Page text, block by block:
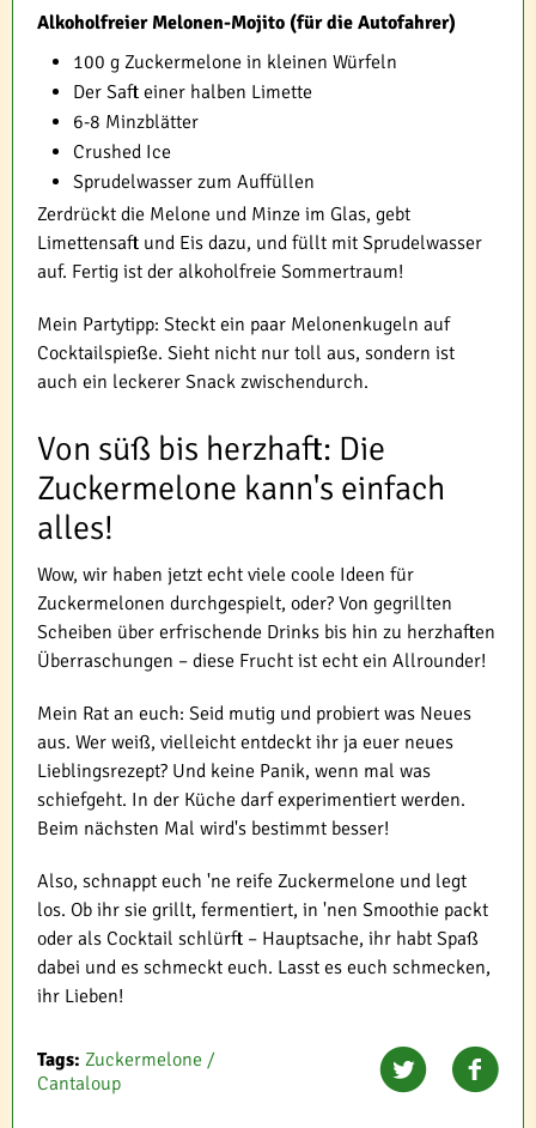
Alkoholfreier Melonen-Mojito (für die Autofahrer)
100 g Zuckermelone in kleinen Würfeln
Der Saft einer halben Limette
6-8 Minzblätter
Crushed Ice
Sprudelwasser zum Auffüllen
Zerdrückt die Melone und Minze im Glas, gebt
Limettensaft und Eis dazu, und füllt mit Sprudelwasser
auf. Fertig ist der alkoholfreie Sommertraum!
Mein Partytipp: Steckt ein paar Melonenkugeln auf
Cocktailspieße. Sieht nicht nur toll aus, sondern ist
auch ein leckerer Snack zwischendurch.
Von süß bis herzhaft: Die
Zuckermelone kann's einfach
alles!
Wow, wir haben jetzt echt viele coole Ideen für
Zuckermelonen durchgespielt, oder? Von gegrillten
Scheiben über erfrischende Drinks bis hin zu herzhaften
Überraschungen – diese Frucht ist echt ein Allrounder!
Mein Rat an euch: Seid mutig und probiert was Neues
aus. Wer weiß, vielleicht entdeckt ihr ja euer neues
Lieblingsrezept? Und keine Panik, wenn mal was
schiefgeht. In der Küche darf experimentiert werden.
Beim nächsten Mal wird's bestimmt besser!
Also, schnappt euch 'ne reife Zuckermelone und legt
los. Ob ihr sie grillt, fermentiert, in 'nen Smoothie packt
oder als Cocktail schlürft – Hauptsache, ihr habt Spaß
dabei und es schmeckt euch. Lasst es euch schmecken,
ihr Lieben!
Tags: Zuckermelone /
Cantaloup